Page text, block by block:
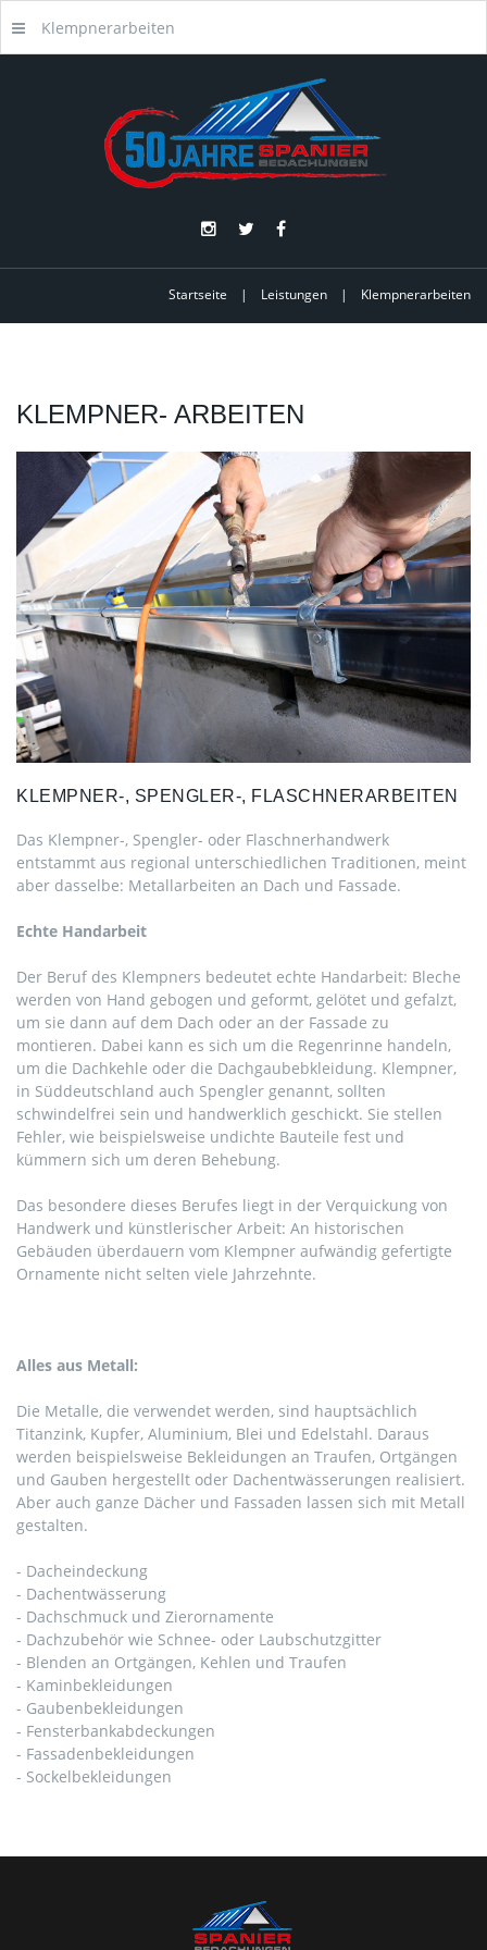
Klempnerarbeiten
Startseite | Leistungen | Klempnerarbeiten
KLEMPNER- ARBEITEN
KLEMPNER-, SPENGLER-, FLASCHNERARBEITEN
Das Klempner-, Spengler- oder Flaschnerhandwerk
entstammt aus regional unterschiedlichen Traditionen, meint
aber dasselbe: Metallarbeiten an Dach und Fassade.
Echte Handarbeit
Der Beruf des Klempners bedeutet echte Handarbeit: Bleche
werden von Hand gebogen und geformt, gelötet und gefalzt,
um sie dann auf dem Dach oder an der Fassade zu
montieren. Dabei kann es sich um die Regenrinne handeln,
um die Dachkehle oder die Dachgaubebkleidung. Klempner,
in Süddeutschland auch Spengler genannt, sollten
schwindelfrei sein und handwerklich geschickt. Sie stellen
Fehler, wie beispielsweise undichte Bauteile fest und
kümmern sich um deren Behebung.
Das besondere dieses Berufes liegt in der Verquickung von
Handwerk und künstlerischer Arbeit: An historischen
Gebäuden überdauern vom Klempner aufwändig gefertigte
Ornamente nicht selten viele Jahrzehnte.
Alles aus Metall:
Die Metalle, die verwendet werden, sind hauptsächlich
Titanzink, Kupfer, Aluminium, Blei und Edelstahl. Daraus
werden beispielsweise Bekleidungen an Traufen, Ortgängen
und Gauben hergestellt oder Dachentwässerungen realisiert.
Aber auch ganze Dächer und Fassaden lassen sich mit Metall
gestalten.
- Dacheindeckung
- Dachentwässerung
- Dachschmuck und Zierornamente
- Dachzubehör wie Schnee- oder Laubschutzgitter
- Blenden an Ortgängen, Kehlen und Traufen
- Kaminbekleidungen
- Gaubenbekleidungen
- Fensterbankabdeckungen
- Fassadenbekleidungen
- Sockelbekleidungen